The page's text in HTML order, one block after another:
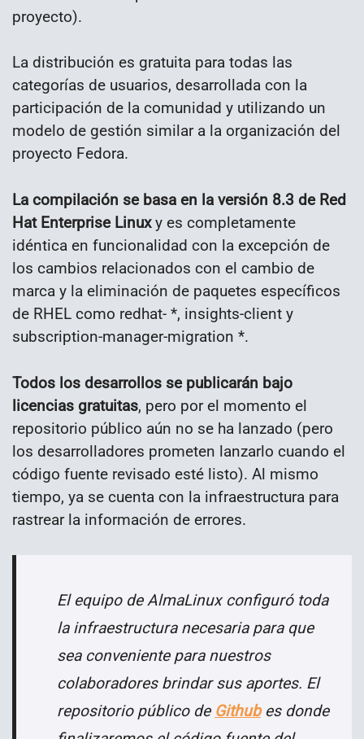
proyecto).
La distribución es gratuita para todas las
categorías de usuarios, desarrollada con la
participación de la comunidad y utilizando un
modelo de gestión similar a la organización del
proyecto Fedora.
La compilación se basa en la versión 8.3 de Red
Hat Enterprise Linuxy es completamente
idéntica en funcionalidad con la excepción de
los cambios relacionados con el cambio de
marca y la eliminación de paquetes específicos
de RHEL como redhat- *, insights-client y
subscription-manager-migration *.
Todos los desarrollos se publicarán bajo
licencias gratuitas, pero por el momento el
repositorio público aún no se ha lanzado (pero
los desarrolladores prometen lanzarlo cuando el
código fuente revisado esté listo). Al mismo
tiempo, ya se cuenta con la infraestructura para
rastrear la información de errores.
El equipo de AlmaLinux configuró toda
la infraestructura necesaria para que
sea conveniente para nuestros
colaboradores brindar sus aportes. El
repositorio público de Githubes donde